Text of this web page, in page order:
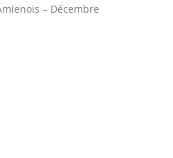
– Décembre